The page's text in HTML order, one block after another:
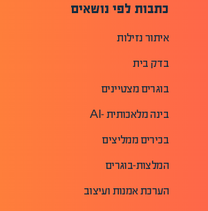
כתבות לפי נושאים
איתור נזילות
בדק בית
בוגרים מצטיינים
בינה מלאכותית -AI
בכירים ממליצים
המלצות-בוגרים
הערכת אמנות ועיצוב